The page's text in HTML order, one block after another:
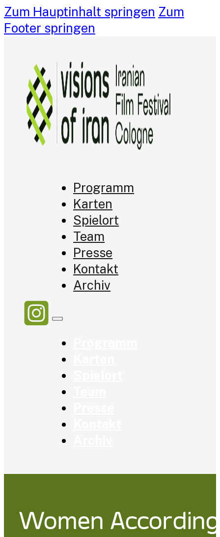
Zum Hauptinhalt springen Zum
Footer springen
Programm
Karten
Spielort
Team
Presse
Kontakt
Archiv
Women